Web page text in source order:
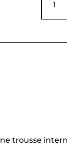
beige
trousse